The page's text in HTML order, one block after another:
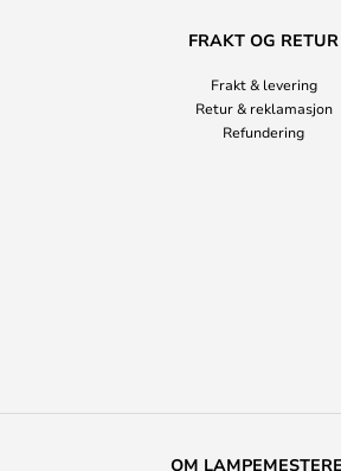
FRAKT OG RETUR
Frakt & levering
Retur & reklamasjon
Refundering
OM